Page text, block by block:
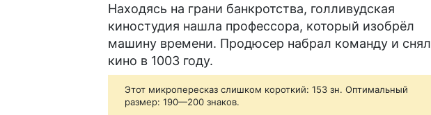
Находясь на грани банкротства, голливудская
киностудия нашла профессора, который изобрёл
машину времени. Продюсер набрал команду и снял
кино в 1003 году.
Этот микропересказ слишком короткий: 153 зн. Оптимальный
размер: 190—200 знаков.